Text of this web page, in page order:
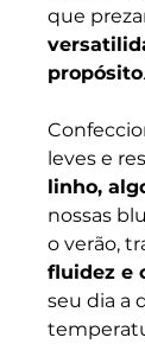
que
propósito.
leves e
linho,
nossas
o verão,
fluidez e
seu dia a